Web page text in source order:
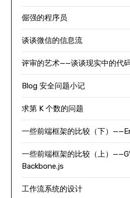
倔强的程序员
谈谈微信的信息流
评审的艺术——谈谈现实中的代
Blog 安全问题小记
求第 K 个数的问题
一些前端框架的比较（下）
一些前端框架的比较（上）
Backbone.js
工作流系统的设计